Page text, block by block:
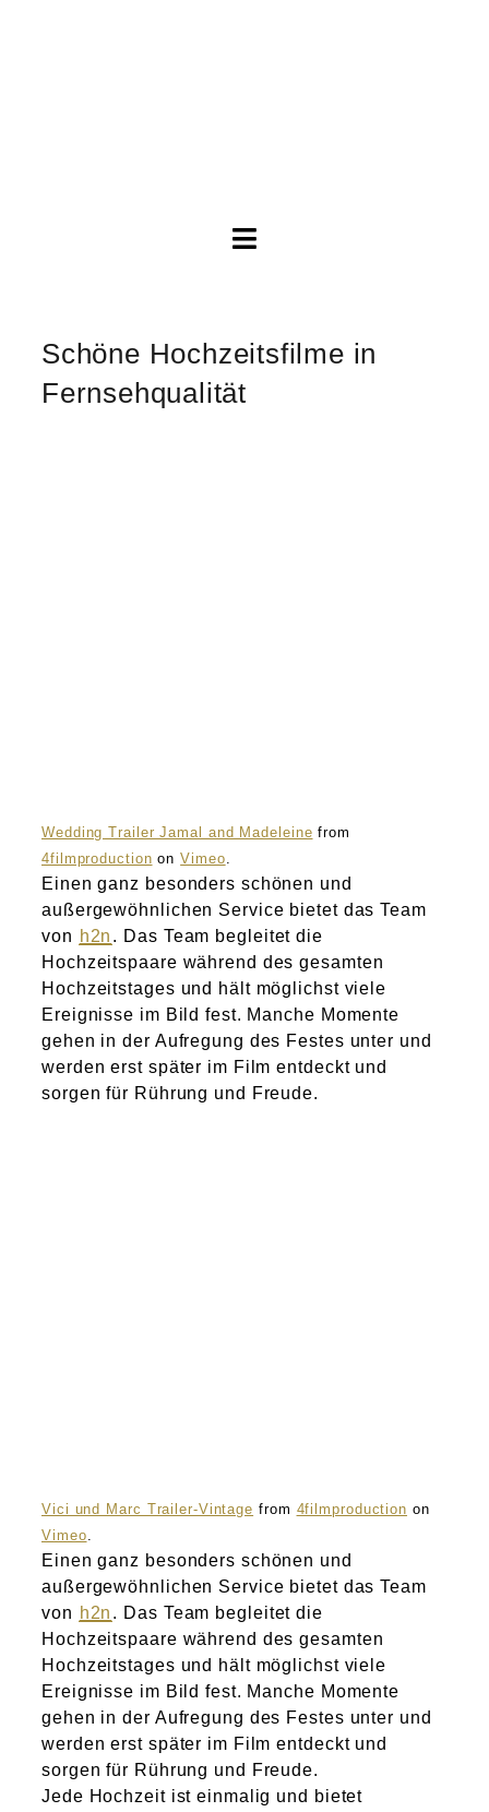
Toggle
Schöne Hochzeitsfilme in
Fernsehqualität
Wedding Trailer Jamal and Madeleine from
4filmproduction onVimeo.
Einen ganz besonders schönen und
außergewöhnlichen Service bietet das Team
von h2n . Das Team begleitet die
Hochzeitspaare während des gesamten
Hochzeitstages und hält möglichst viele
Ereignisse im Bild fest. Manche Momente
gehen in der Aufregung des Festes unter und
werden erst später im Film entdeckt und
sorgen für Rührung und Freude.
Vici und Marc Trailer-Vintage from 4filmproduction on
Vimeo.
Einen ganz besonders schönen und
außergewöhnlichen Service bietet das Team
von h2n . Das Team begleitet die
Hochzeitspaare während des gesamten
Hochzeitstages und hält möglichst viele
Ereignisse im Bild fest. Manche Momente
gehen in der Aufregung des Festes unter und
werden erst später im Film entdeckt und
sorgen für Rührung und Freude.
Jede Hochzeit ist einmalig und bietet